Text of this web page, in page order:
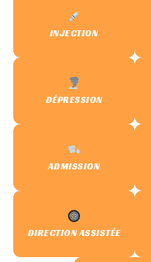
INJECTION
DÉPRESSION
ADMISSION
DIRECTION ASSISTÉE